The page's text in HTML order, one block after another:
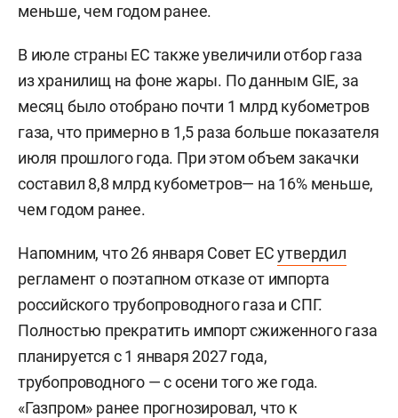
меньше, чем годом ранее.
В июле страны ЕС также увеличили отбор газа
из хранилищ на фоне жары. По данным GIE, за
месяц было отобрано почти 1 млрд кубометров
газа, что примерно в 1,5 раза больше показателя
июля прошлого года. При этом объем закачки
составил 8,8 млрд кубометров— на 16% меньше,
чем годом ранее.
Напомним, что 26 января Совет ЕСутвердил
регламент о поэтапном отказе от импорта
российского трубопроводного газа и СПГ.
Полностью прекратить импорт сжиженного газа
планируется с 1 января 2027 года,
трубопроводного — с осени того же года.
«Газпром» ранее прогнозировал, что к